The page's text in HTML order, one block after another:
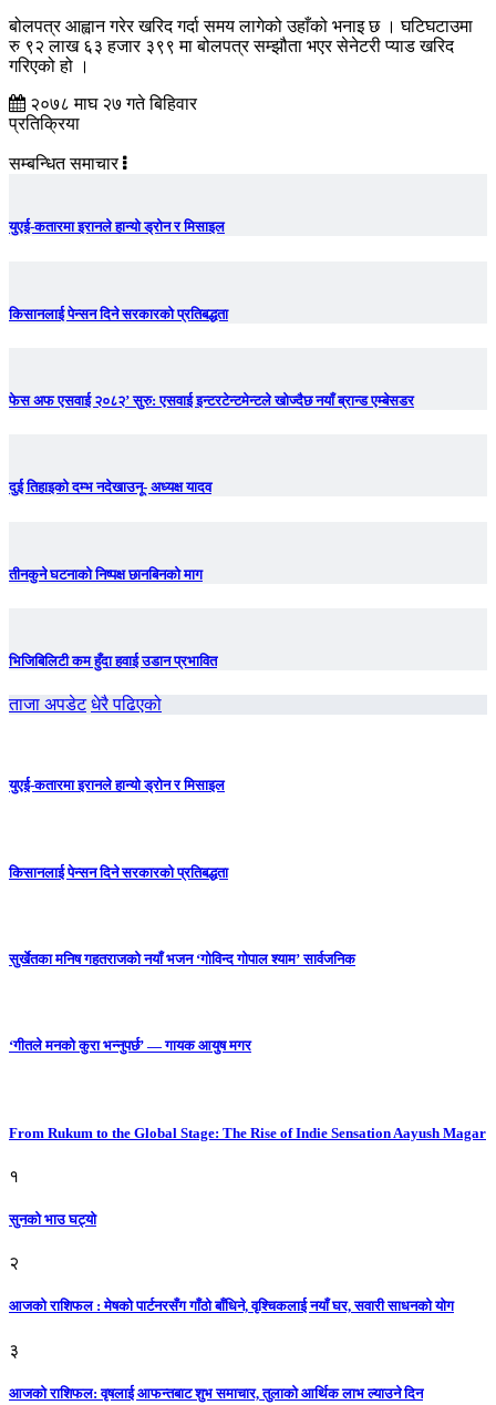
बोलपत्र आह्वान गरेर खरिद गर्दा समय लागेको उहाँको भनाइ छ । घटिघटाउमा
रु ९२ लाख ६३ हजार ३९९ मा बोलपत्र सम्झौता भएर सेनेटरी प्याड खरिद
गरिएको हो ।
२०७८ माघ २७ गते बिहिवार
प्रतिक्रिया
सम्बन्धित समाचार
युएई-कतारमा इरानले हान्यो ड्रोन र मिसाइल
किसानलाई पेन्सन दिने सरकारको प्रतिबद्धता
फेस अफ एसवाई २०८२’ सुरु: एसवाई इन्टरटेन्टमेन्टले खोज्दैछ नयाँ ब्रान्ड एम्बेसडर
दुई तिहाइको दम्भ नदेखाउनू- अध्यक्ष यादव
तीनकुने घटनाकाे निष्पक्ष छानबिनकाे माग
भिजिबिलिटी कम हुँदा हवाई उडान प्रभावित
ताजा अपडेट धेरै पढिएको
युएई-कतारमा इरानले हान्यो ड्रोन र मिसाइल
किसानलाई पेन्सन दिने सरकारको प्रतिबद्धता
सुर्खेतका मनिष गहतराजको नयाँ भजन ‘गोविन्द गोपाल श्याम’ सार्वजनिक
‘गीतले मनको कुरा भन्नुपर्छ’ — गायक आयुष मगर
From Rukum to the Global Stage: The Rise of Indie Sensation Aayush Magar
१
सुनको भाउ घट्याे
२
आजको राशिफल : मेषको पार्टनरसँग गाँठो बाँधिने, वृश्चिकलाई नयाँ घर, सवारी साधनकाे याेग
३
आजकाे राशिफल: वृषलाई आफन्तबाट शुभ समाचार, तुलाकाे आर्थिक लाभ ल्याउने दिन